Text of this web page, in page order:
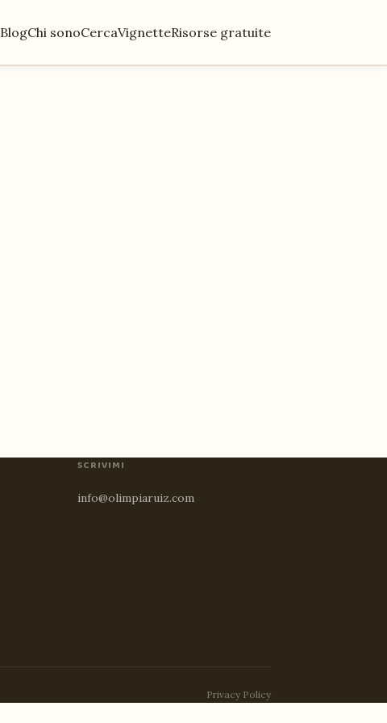
BlogChi sonoCercaVignetteRisorse gratuite
SCRIVIMI
info@olimpiaruiz.com
Privacy Policy